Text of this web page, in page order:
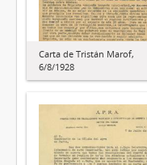
Carta de Tristán Marof,
6/8/1928